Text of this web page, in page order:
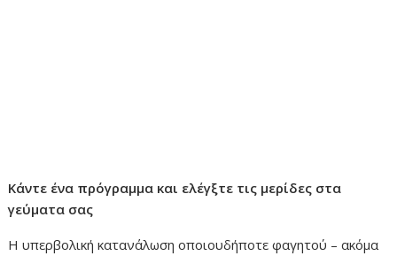
Κάντε ένα πρόγραμμα και ελέγξτε τις μερίδες στα
γεύματα σας
Η υπερβολική κατανάλωση οποιουδήποτε φαγητού – ακόμα